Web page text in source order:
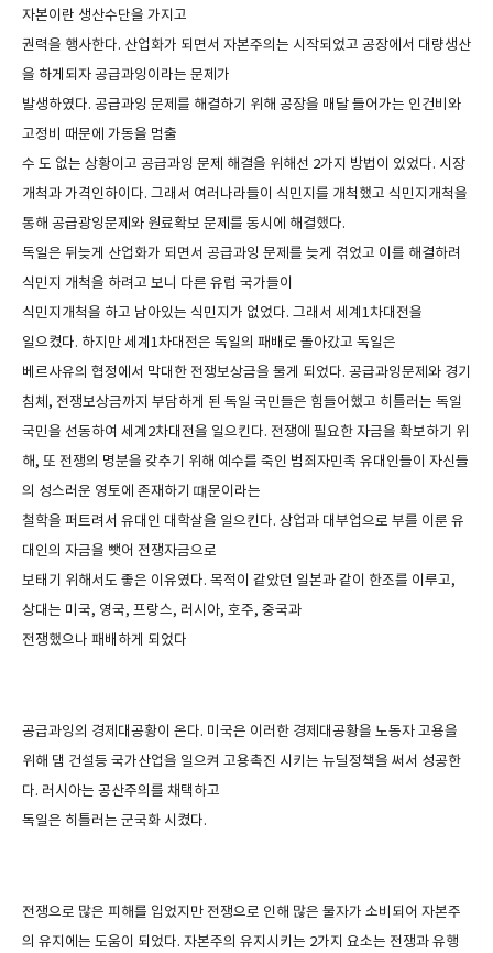
자본이란 생산수단을 가지고
권력을 행사한다. 산업화가 되면서 자본주의는 시작되었고 공장에서 대량생산
을 하게되자 공급과잉이라는 문제가
발생하였다. 공급과잉 문제를 해결하기 위해 공장을 매달 들어가는 인건비와
고정비 때문에 가동을 멈출
수 도 없는 상황이고 공급과잉 문제 해결을 위해선 2가지 방법이 있었다. 시장
개척과 가격인하이다. 그래서 여러나라들이 식민지를 개척했고 식민지개척을
통해 공급광잉문제와 원료확보 문제를 동시에 해결했다.
독일은 뒤늦게 산업화가 되면서 공급과잉 문제를 늦게 겪었고 이를 해결하려
식민지 개척을 하려고 보니 다른 유럽 국가들이
식민지개척을 하고 남아있는 식민지가 없었다. 그래서 세계 1차대전을
일으켰다. 하지만 세계 1차대전은 독일의 패배로 돌아갔고 독일은
베르사유의 협정에서 막대한 전쟁보상금을 물게 되었다. 공급과잉문제와 경기
침체 , 전쟁보상금까지 부담하게 된 독일 국민들은 힘들어했고 히틀러는 독일
국민을 선동하여 세계 2차대전을 일으킨다. 전쟁에 필요한 자금을 확보하기 위
해 , 또 전쟁의 명분을 갖추기 위해 예수를 죽인 범죄자민족 유대인들이 자신들
의 성스러운 영토에 존재하기 떄문이라는
철학을 퍼트려서 유대인 대학살을 일으킨다. 상업과 대부업으로 부를 이룬 유
대인의 자금을 뺏어 전쟁자금으로
보태기 위해서도 좋은 이유였다. 목적이 같았던 일본과 같이 한조를 이루고,
상대는 미국, 영국, 프랑스, 러시아, 호주, 중국과
전쟁했으나 패배하게 되었다
공급과잉의 경제대공황이 온다. 미국은 이러한 경제대공황을 노동자 고용을
위해 댐 건설등 국가산업을 일으켜 고용촉진 시키는 뉴딜정책을 써서 성공한
다. 러시아는 공산주의를 채택하고
독일은 히틀러는 군국화 시켰다.
전쟁으로 많은 피해를 입었지만 전쟁으로 인해 많은 물자가 소비되어 자본주
의 유지에는 도움이 되었다. 자본주의 유지시키는 2가지 요소는 전쟁과 유행